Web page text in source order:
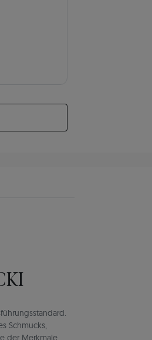
Schmucks,
der Merkmale